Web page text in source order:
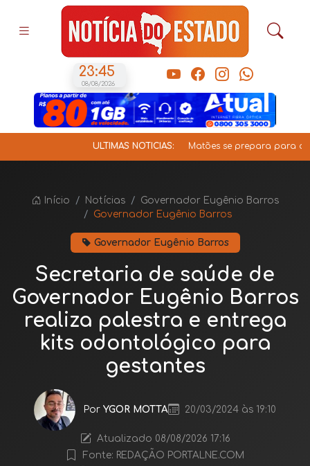
23:45
08/08/2026
ÚLTIMAS NOTÍCIAS: Matões se prepara para a V
Início Notícias
Governador Eugênio Barros
Governador Eugênio Barros
Governador Eugênio Barros
Secretaria de saúde de
Governador Eugênio Barros
realiza palestra e entrega
kits odontológico para
gestantes
Por YGOR MOTTA 20/03/2024 às 19:10
Atualizado 08/08/2026 17:16
Fonte: REDAÇÃO PORTALNE.COM